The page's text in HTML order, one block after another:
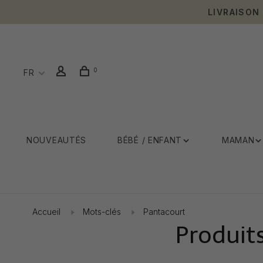
LIVRAISON
FR 0
NOUVEAUTÉS BÉBÉ / ENFANT MAMAN
Accueil Mots-clés Pantacourt